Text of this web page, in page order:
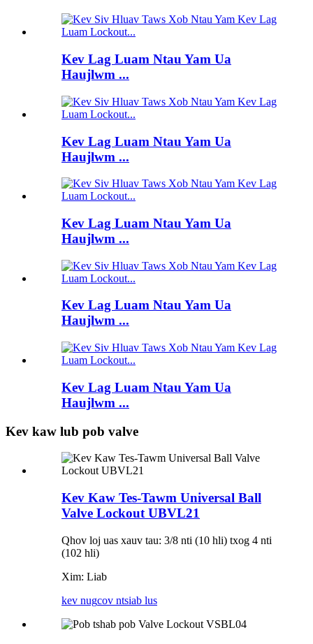
Kev Lag Luam Ntau Yam Ua
Haujlwm ...
Kev Lag Luam Ntau Yam Ua
Haujlwm ...
Kev Lag Luam Ntau Yam Ua
Haujlwm ...
Kev Lag Luam Ntau Yam Ua
Haujlwm ...
Kev Lag Luam Ntau Yam Ua
Haujlwm ...
Kev kaw lub pob valve
Kev Kaw Tes-Tawm Universal Ball
Valve Lockout UBVL21
Qhov loj uas xauv tau: 3/8 nti (10 hli) txog 4 nti
(102 hli)
Xim: Liab
kev nugcov ntsiab lus